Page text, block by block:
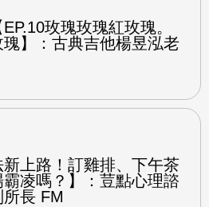
玫瑰玫瑰紅玫瑰。
】：古典吉他楊昱泓老
新上路！訂雞排、下午茶
凌嗎？】：荳點心理諮
長 FM